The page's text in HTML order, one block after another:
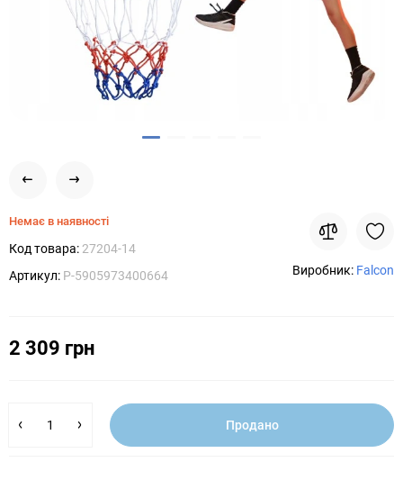
Немає в наявності
Код товара: 27204-14
Артикул: P-5905973400664 Виробник: Falcon
2 309 грн
Продано